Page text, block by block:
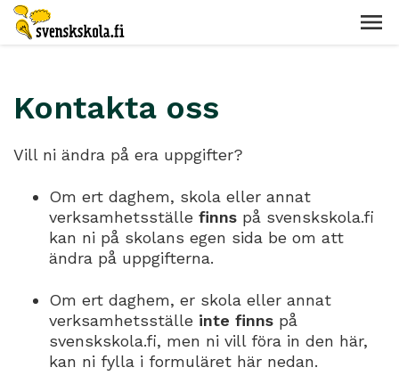
Kontakta oss
Vill ni ändra på era uppgifter?
Om ert daghem, skola eller annat
verksamhetsställe finns på svenskskola.fi
kan ni på skolans egen sida be om att
ändra på uppgifterna.
Om ert daghem, er skola eller annat
verksamhetsställe inte finns på
svenskskola.fi, men ni vill föra in den här,
kan ni fylla i formuläret här nedan.